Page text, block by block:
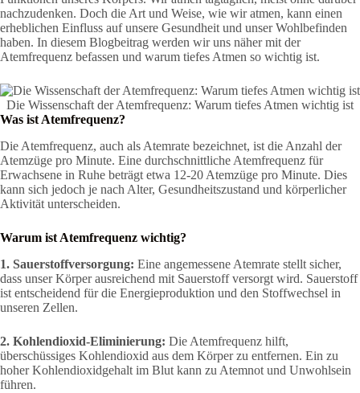
nachzudenken. Doch die Art und Weise, wie wir atmen, kann einen
erheblichen Einfluss auf unsere Gesundheit und unser Wohlbefinden
haben. In diesem Blogbeitrag werden wir uns näher mit der
Atemfrequenz befassen und warum tiefes Atmen so wichtig ist.
Die Wissenschaft der Atemfrequenz: Warum tiefes Atmen wichtig ist
Was ist Atemfrequenz?
Die Atemfrequenz, auch als Atemrate bezeichnet, ist die Anzahl der
Atemzüge pro Minute. Eine durchschnittliche Atemfrequenz für
Erwachsene in Ruhe beträgt etwa 12-20 Atemzüge pro Minute. Dies
kann sich jedoch je nach Alter, Gesundheitszustand und körperlicher
Aktivität unterscheiden.
Warum ist Atemfrequenz wichtig?
1. Sauerstoffversorgung: Eine angemessene Atemrate stellt sicher,
dass unser Körper ausreichend mit Sauerstoff versorgt wird. Sauerstoff
ist entscheidend für die Energieproduktion und den Stoffwechsel in
unseren Zellen.
2. Kohlendioxid-Eliminierung: Die Atemfrequenz hilft,
überschüssiges Kohlendioxid aus dem Körper zu entfernen. Ein zu
hoher Kohlendioxidgehalt im Blut kann zu Atemnot und Unwohlsein
führen.